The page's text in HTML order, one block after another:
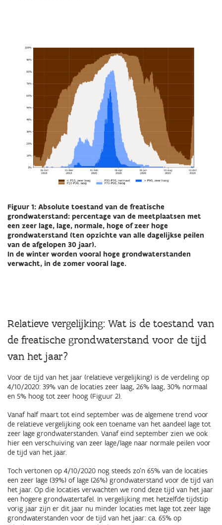
Figuur 1: Absolute toestand van de freatische
grondwaterstand: percentage van de meetplaatsen met
een zeer lage, lage, normale, hoge of zeer hoge
grondwaterstand (ten opzichte van alle dagelijkse peilen
van de afgelopen 30 jaar).
In de winter worden vooral hoge grondwaterstanden
verwacht, in de zomer vooral lage.
Relatieve vergelijking: Wat is de toestand van
de freatische grondwaterstand voor de tijd
van het jaar?
Voor de tijd van het jaar (relatieve vergelijking) is de verdeling op
4/10/2020: 39% van de locaties zeer laag, 26% laag, 30% normaal
en 5% hoog tot zeer hoog (Figuur 2).
Vanaf half maart tot eind september was de algemene trend voor
de relatieve vergelijking ook een toename van het aandeel lage tot
zeer lage grondwaterstanden. Vanaf eind september zien we ook
hier een verschuiving van zeer lage/lage naar normale peilen voor
de tijd van het jaar.
Toch vertonen op 4/10/2020 nog steeds zo’n 65% van de locaties
een zeer lage (39%) of lage (26%) grondwaterstand voor de tijd van
het jaar. Op die locaties verwachten we rond deze tijd van het jaar
een hogere grondwatertafel. In vergelijking met hetzelfde tijdstip
vorig jaar zijn er dit jaar nu minder locaties met lage tot zeer lage
grondwaterstanden voor de tijd van het jaar: ca. 65% op